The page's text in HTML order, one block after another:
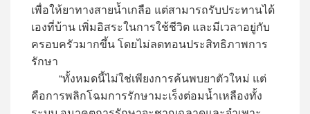
เพื่อให้ยาทางสายน้ำเกลือ แต่สามารถรับประทานได้
เองที่บ้าน เพิ่มอิสระในการใช้ชีวิต และมีเวลาอยู่กับ
ครอบครัวมากขึ้น โดยไม่ลดทอนประสิทธิภาพการ
รักษา
“ทั้งหมดนี้ไม่ใช่เพียงการค้นพบยาตัวใหม่ แต่
คือการพลิกโฉมการรักษามะเร็งต่อมน้ำเหลืองทั้ง